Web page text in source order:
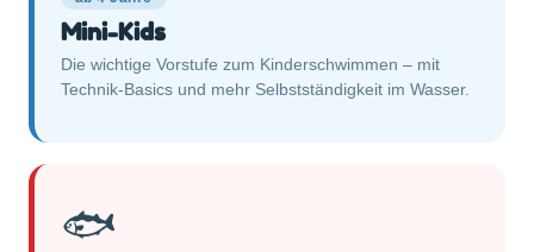
Mini-Kids
Die wichtige Vorstufe zum Kinderschwimmen – mit
Technik-Basics und mehr Selbstständigkeit im Wasser.
🐟